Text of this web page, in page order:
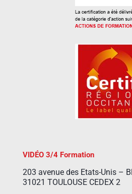
VIDÉO 3/4 Formation
203 avenue des Etats-Unis –
31021 TOULOUSE CEDEX 2